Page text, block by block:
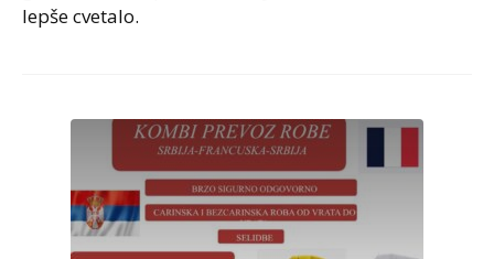
lepše cvetalo.